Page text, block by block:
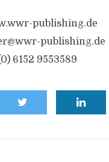
publishing.de
publishing.de
6152 9553589